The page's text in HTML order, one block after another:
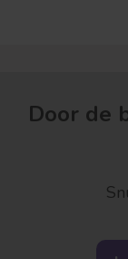
Door de